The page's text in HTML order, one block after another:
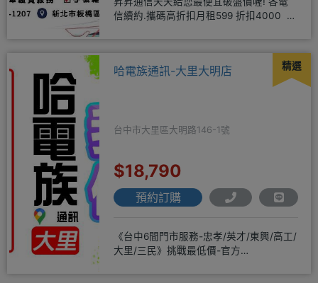
信續約.攜碼高折扣月租599 折扣4000 月
精選
哈電族通訊-大里大明店
台中市大里區大明路146-1號
$18,790
預約訂購
《台中6間門市服務-忠孝/英才/東興/高工/
大里/三民》挑戰最低價-官方